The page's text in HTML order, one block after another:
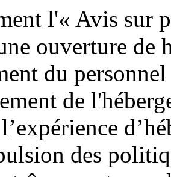
l'« Avis sur
ouverture de
du
de
des